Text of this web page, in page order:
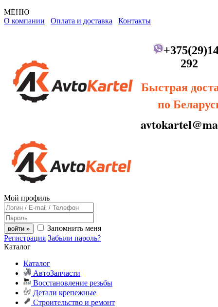
МЕНЮ
О компании Оплата и доставка Контакты
292
Быстрая
по
Мой профиль
войти »
Запомнить меня
Регистрация Забыли пароль?
Каталог
Каталог
АвтоЗапчасти
Восстановление резьбы
Детали крепежные
Строительство и ремонт